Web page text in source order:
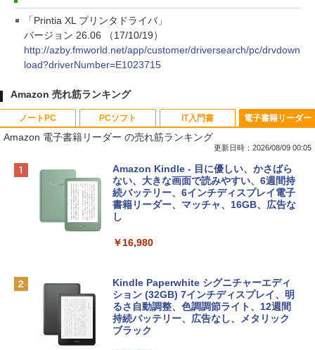
「Printia XL プリンタドライバ」
バージョン 26.06 （17/10/19）
http://azby.fmworld.net/app/customer/driversearch/pc/drvdown
load?driverNumber=E1023715
Amazon 売れ筋ランキング
ノートPC
Apple 2026 MacBook Neo A18 Proチッ
プ搭載13インチノートブック：AIとAppl
e Intelligenceのために設計、Liquid Ret
inaディスプレイ、8GBユニファイドメモ
リ、512GB SSDストレージ、1080p Fac
ゴ
tomtoc 360°保護 15.6 16インチ パソコ
ンケース Dell NEC Lavie ASUS HP dyna
book Lenovo対応
PCソフト
Robloxギフトカード - 800 Robux 【限
定バーチャルアイテムを含む】 【オンラ
インゲームコード】 ロブロックス | オン
ラインコード版
定バーチャルアイテムを含む】 【オンラ
インゲームコード】 ロブロックス |オン
ラインコード版
￥1,600
IT入門書
生成AIパスポート公式テキスト 第４版
￥1,766
ズ (はぴーイラストLabo)
￥480
電子書籍リーダー
Amazon 電子書籍リーダー の売れ筋ランキング
更新日時：2026/08/09 00:05
Amazon Kindle - 目に優しい、かさばら
ない、大きな画面で読みやすい、6週間持
続バッテリー、6インチディスプレイ電子
書籍リーダー、マッチャ、16GB、広告な
し
￥16,980
Kindle Paperwhite シグニチャーエディ
ション (32GB) 7インチディスプレイ、明
るさ自動調整、色調調節ライト、12週間
持続バッテリー、広告なし、メタリック
ブラック